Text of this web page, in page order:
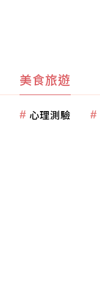
美食旅遊
心理測驗